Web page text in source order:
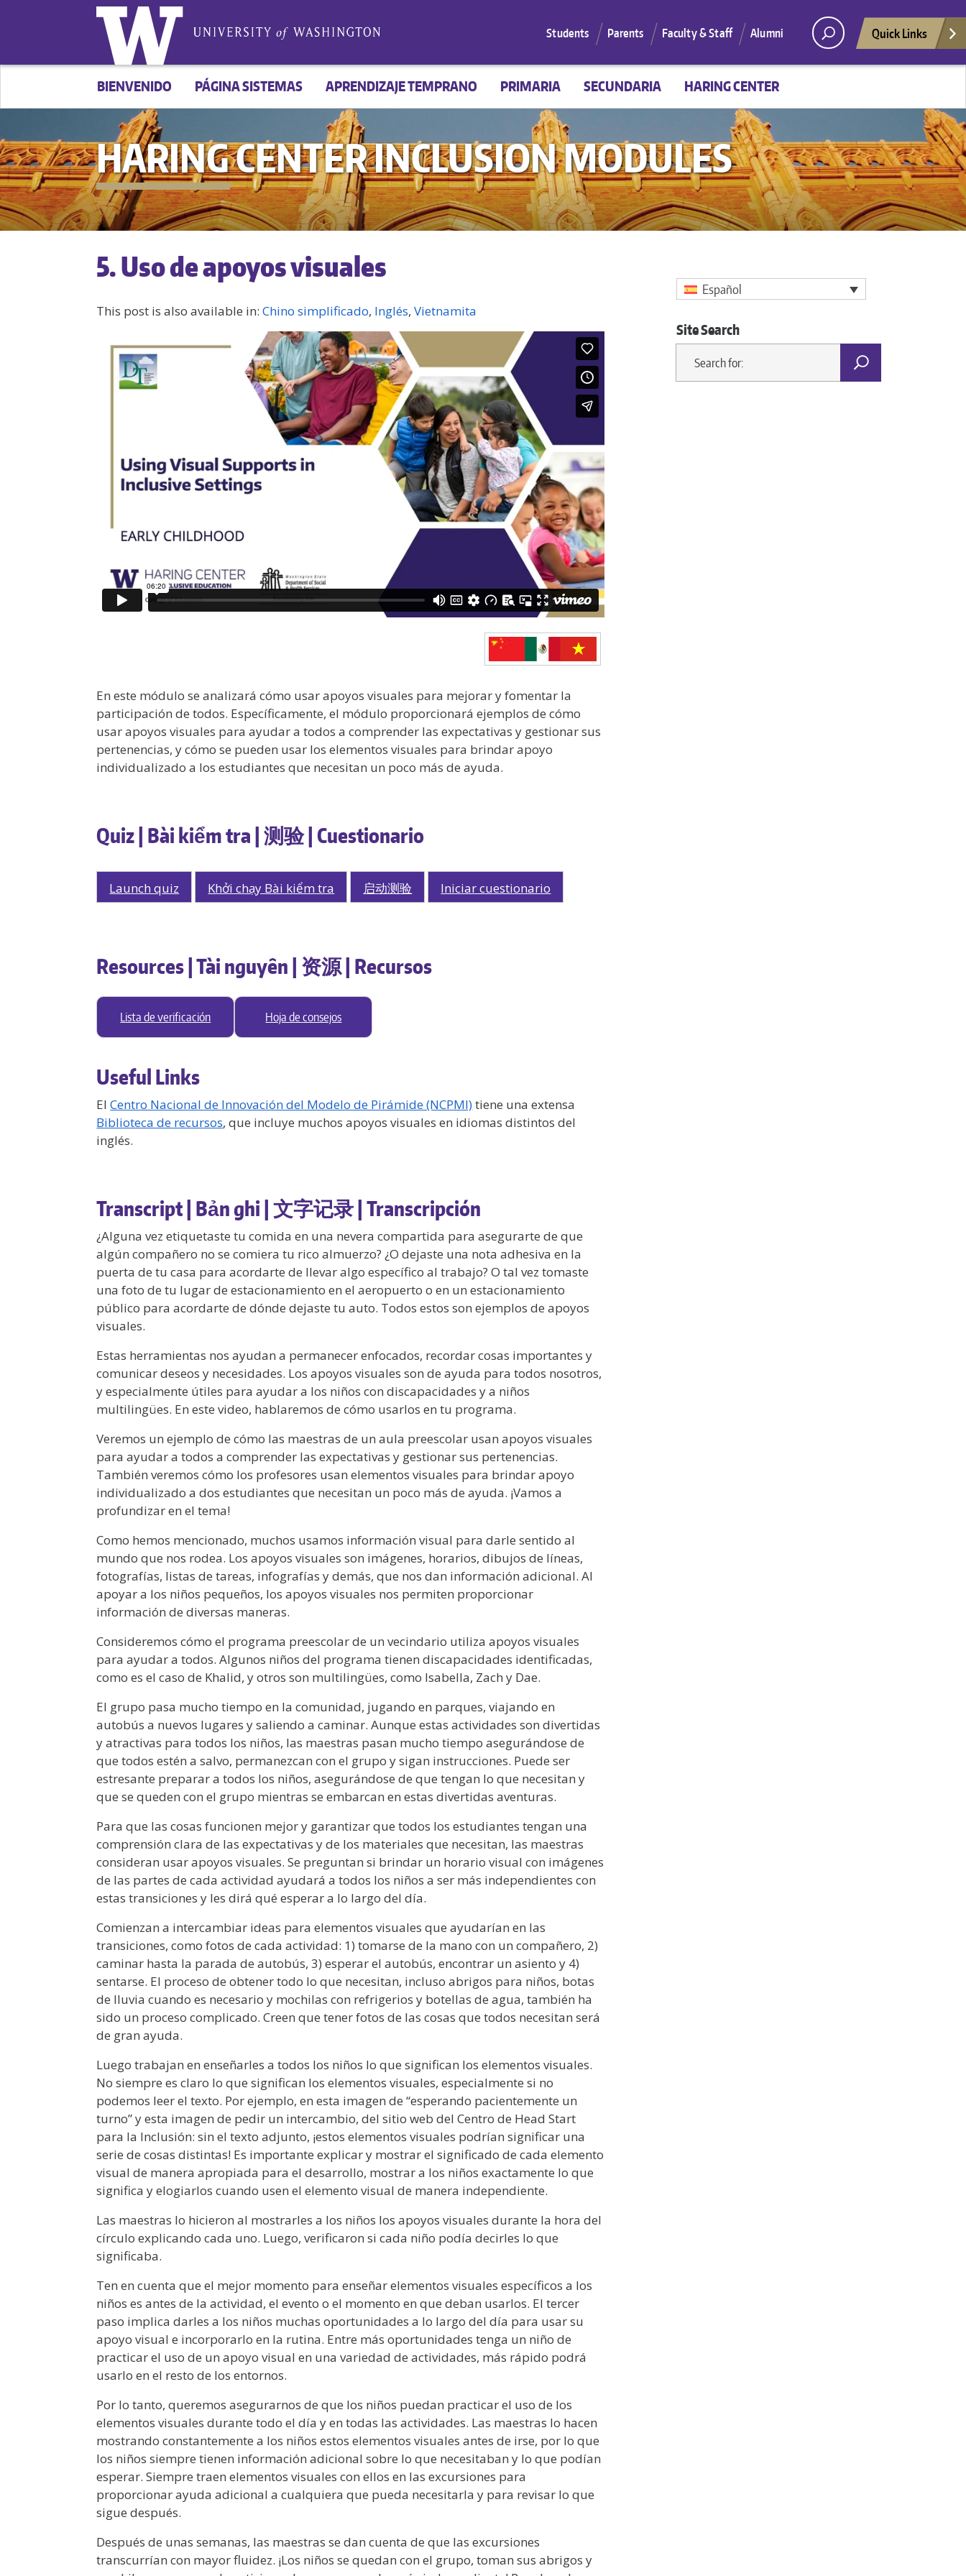
Students Parents Faculty & Staff Alumni Quick Links
BIENVENIDO PÁGINA SISTEMAS APRENDIZAJE TEMPRANO PRIMARIA SECUNDARIA HARING CENTER
HARING CENTER INCLUSION MODULES
5. Uso de apoyos visuales
This post is also available in:Chino simplificado Inglés Vietnamita
En este módulo se analizará cómo usar apoyos visuales para mejorar y fomentar la
participación de todos. Específicamente, el módulo proporcionará ejemplos de cómo
usar apoyos visuales para ayudar a todos a comprender las expectativas y gestionar sus
pertenencias, y cómo se pueden usar los elementos visuales para brindar apoyo
individualizado a los estudiantes que necesitan un poco más de ayuda.
Quiz | Bài kiểm tra | 测验 | Cuestionario
Launch quiz Khởi chạy Bài kiểm tra 启动测验 Iniciar cuestionario
Resources | Tài nguyên | 资源 | Recursos
Lista de verificación Hoja de consejos
Useful Links
ElCentro Nacional de Innovación del Modelo de Pirámide (NCPMI)tiene una extensa
Biblioteca de recursos, que incluye muchos apoyos visuales en idiomas distintos del
inglés.
Transcript | Bản ghi | 文字记录 | Transcripción
¿Alguna vez etiquetaste tu comida en una nevera compartida para asegurarte de que
algún compañero no se comiera tu rico almuerzo? ¿O dejaste una nota adhesiva en la
puerta de tu casa para acordarte de llevar algo específico al trabajo? O tal vez tomaste
una foto de tu lugar de estacionamiento en el aeropuerto o en un estacionamiento
público para acordarte de dónde dejaste tu auto. Todos estos son ejemplos de apoyos
visuales.
Estas herramientas nos ayudan a permanecer enfocados, recordar cosas importantes y
comunicar deseos y necesidades. Los apoyos visuales son de ayuda para todos nosotros,
y especialmente útiles para ayudar a los niños con discapacidades y a niños
multilingües. En este video, hablaremos de cómo usarlos en tu programa.
Veremos un ejemplo de cómo las maestras de un aula preescolar usan apoyos visuales
para ayudar a todos a comprender las expectativas y gestionar sus pertenencias.
También veremos cómo los profesores usan elementos visuales para brindar apoyo
individualizado a dos estudiantes que necesitan un poco más de ayuda. ¡Vamos a
profundizar en el tema!
Como hemos mencionado, muchos usamos información visual para darle sentido al
mundo que nos rodea. Los apoyos visuales son imágenes, horarios, dibujos de líneas,
fotografías, listas de tareas, infografías y demás, que nos dan información adicional. Al
apoyar a los niños pequeños, los apoyos visuales nos permiten proporcionar
información de diversas maneras.
Consideremos cómo el programa preescolar de un vecindario utiliza apoyos visuales
para ayudar a todos. Algunos niños del programa tienen discapacidades identificadas,
como es el caso de Khalid, y otros son multilingües, como Isabella, Zach y Dae.
El grupo pasa mucho tiempo en la comunidad, jugando en parques, viajando en
autobús a nuevos lugares y saliendo a caminar. Aunque estas actividades son divertidas
y atractivas para todos los niños, las maestras pasan mucho tiempo asegurándose de
que todos estén a salvo, permanezcan con el grupo y sigan instrucciones. Puede ser
estresante preparar a todos los niños, asegurándose de que tengan lo que necesitan y
que se queden con el grupo mientras se embarcan en estas divertidas aventuras.
Para que las cosas funcionen mejor y garantizar que todos los estudiantes tengan una
comprensión clara de las expectativas y de los materiales que necesitan, las maestras
consideran usar apoyos visuales. Se preguntan si brindar un horario visual con imágenes
de las partes de cada actividad ayudará a todos los niños a ser más independientes con
estas transiciones y les dirá qué esperar a lo largo del día.
Comienzan a intercambiar ideas para elementos visuales que ayudarían en las
transiciones, como fotos de cada actividad: 1) tomarse de la mano con un compañero, 2)
caminar hasta la parada de autobús, 3) esperar el autobús, encontrar un asiento y 4)
sentarse. El proceso de obtener todo lo que necesitan, incluso abrigos para niños, botas
de lluvia cuando es necesario y mochilas con refrigerios y botellas de agua, también ha
sido un proceso complicado. Creen que tener fotos de las cosas que todos necesitan será
de gran ayuda.
Luego trabajan en enseñarles a todos los niños lo que significan los elementos visuales.
No siempre es claro lo que significan los elementos visuales, especialmente si no
podemos leer el texto. Por ejemplo, en esta imagen de “esperando pacientemente un
turno” y esta imagen de pedir un intercambio, del sitio web del Centro de Head Start
para la Inclusión: sin el texto adjunto, ¡estos elementos visuales podrían significar una
serie de cosas distintas! Es importante explicar y mostrar el significado de cada elemento
visual de manera apropiada para el desarrollo, mostrar a los niños exactamente lo que
significa y elogiarlos cuando usen el elemento visual de manera independiente.
Las maestras lo hicieron al mostrarles a los niños los apoyos visuales durante la hora del
círculo explicando cada uno. Luego, verificaron si cada niño podía decirles lo que
significaba.
Ten en cuenta que el mejor momento para enseñar elementos visuales específicos a los
niños es antes de la actividad, el evento o el momento en que deban usarlos. El tercer
paso implica darles a los niños muchas oportunidades a lo largo del día para usar su
apoyo visual e incorporarlo en la rutina. Entre más oportunidades tenga un niño de
practicar el uso de un apoyo visual en una variedad de actividades, más rápido podrá
usarlo en el resto de los entornos.
Por lo tanto, queremos asegurarnos de que los niños puedan practicar el uso de los
elementos visuales durante todo el día y en todas las actividades. Las maestras lo hacen
mostrando constantemente a los niños estos elementos visuales antes de irse, por lo que
los niños siempre tienen información adicional sobre lo que necesitaban y lo que podían
esperar. Siempre traen elementos visuales con ellos en las excursiones para
proporcionar ayuda adicional a cualquiera que pueda necesitarla y para revisar lo que
sigue después.
Después de unas semanas, las maestras se dan cuenta de que las excursiones
transcurrían con mayor fluidez. ¡Los niños se quedan con el grupo, toman sus abrigos y
Español
Site Search